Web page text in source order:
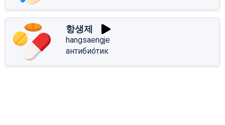
항생제
hangsaengje
антибио́тик